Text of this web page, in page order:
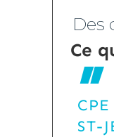
Des
Ce
ST-